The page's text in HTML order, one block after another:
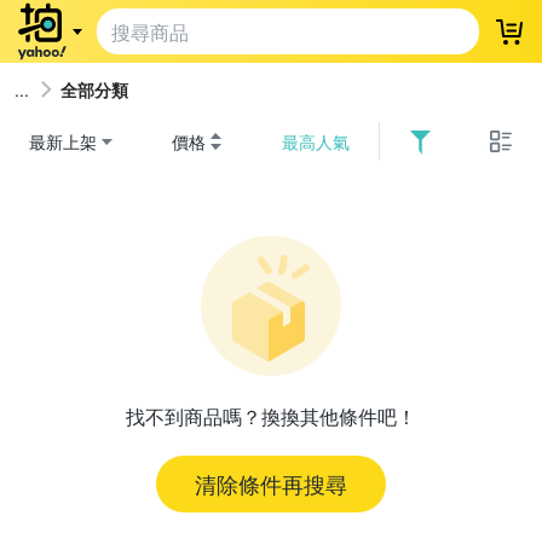
登
全部分類
最新上架 價格 最高人氣
找不到商品嗎？換換其他條件吧！
清除條件再搜尋